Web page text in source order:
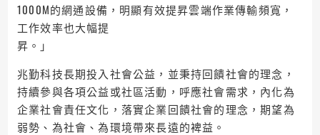
1000M的網通設備，明顯有效提昇雲端作業傳輸頻寬，
工作效率也大幅提
昇。」
兆勤科技長期投入社會公益，並秉持回饋社會的理念，
持續參與各項公益或社區活動，呼應社會需求，內化為
企業社會責任文化，落實企業回饋社會的理念，期望為
弱勢、為社會、為環境帶來長遠的裨益。